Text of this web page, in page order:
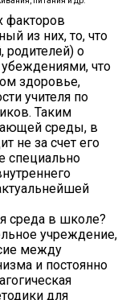
факторов
из них, то, что
родителей) о
что
здоровье,
учителя по
Таким
среды, в
не за счет его
специально
среда в школе?
учреждение,
между
и постоянно
для